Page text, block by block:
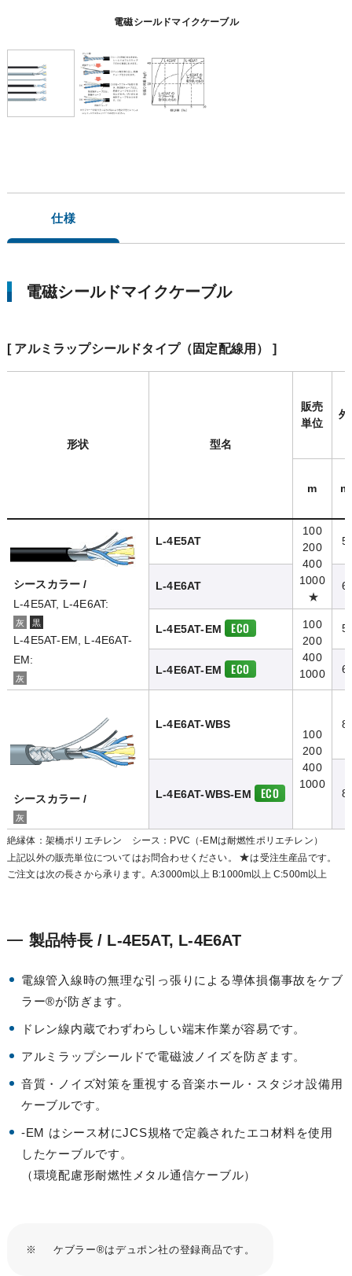
電磁シールドマイクケーブル
仕様
電磁シールドマイクケーブル
[ アルミラップシールドタイプ（固定配線用） ]
形状 型名
販売
単位
m
シースカラー /
L-4E5AT, L-4E6AT:
灰 黒
L-4E5AT-EM, L-4E6AT-
EM:
灰
L-4E5AT
100
200
400
1000
★
L-4E6AT
L-4E5AT-EM ECO
100
200
400
1000
L-4E6AT-EM ECO
シースカラー /
灰
L-4E6AT-WBS
100
200
400
1000
L-4E6AT-WBS-EM ECO
絶縁体：架橋ポリエチレン シース：PVC（-EMは耐燃性ポリエチレン）
上記以外の販売単位についてはお問合わせください。
★は受注生産品です。
ご注文は次の長さから承ります。A:3000m以上 B:1000m以上 C:500m以上
製品特長 / L-4E5AT, L-4E6AT
電線管入線時の無理な引っ張りによる導体損傷事故をケブ
ラー®が防ぎます。
ドレン線内蔵でわずわらしい端末作業が容易です。
アルミラップシールドで電磁波ノイズを防ぎます。
音質・ノイズ対策を重視する音楽ホール・スタジオ設備用
ケーブルです。
-EM はシース材にJCS規格で定義されたエコ材料を使用
したケーブルです。
（環境配慮形耐燃性メタル通信ケーブル）
※ ケブラー®はデュポン社の登録商品です。